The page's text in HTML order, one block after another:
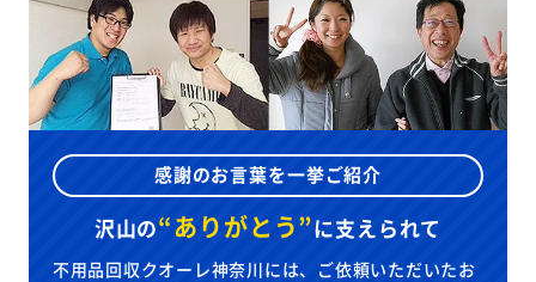
感謝のお言葉を一挙ご紹介
沢山の“ありがとう”に支えられて
不用品回収クオーレ神奈川には、ご依頼いただいたお